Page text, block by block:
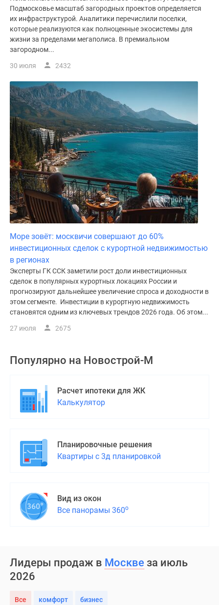
Подмосковье масштаб загородных проектов определяется
их инфраструктурой. Аналитики перечислили поселки,
которые реализуются как полноценные экосистемы для
жизни за пределами мегаполиса. В премиальном
загородном...
30 июля 2432
Море зовёт: москвичи совершают до 60%
инвестиционных сделок с курортной недвижимостью
в регионах
Эксперты ГК ССК заметили рост доли инвестиционных
сделок в популярных курортных локациях России и
прогнозируют дальнейшее увеличение спроса и доходности в
этом сегменте. Инвестиции в курортную недвижимость
становятся одним из ключевых трендов 2026 года. Об этом...
27 июля 2675
Популярно на Новострой-М
Расчет ипотеки для ЖК
Калькулятор
Планировочные решения
Квартиры с 3д планировкой
Вид из окон
Все панорамы 360о
Лидеры продаж в Москве за июль
2026
Все комфорт бизнес